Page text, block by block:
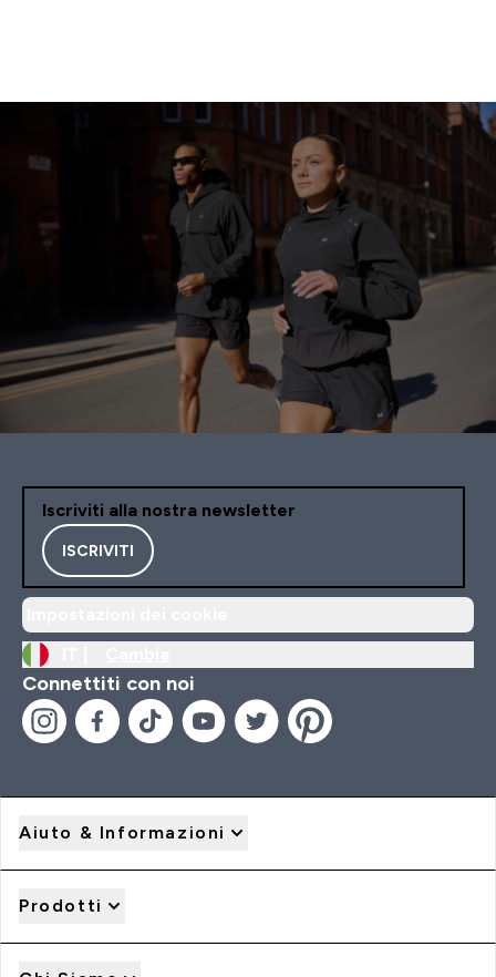
Iscriviti alla nostra newsletter
ISCRIVITI
Connettiti con noi
Aiuto & Informazioni
Prodotti